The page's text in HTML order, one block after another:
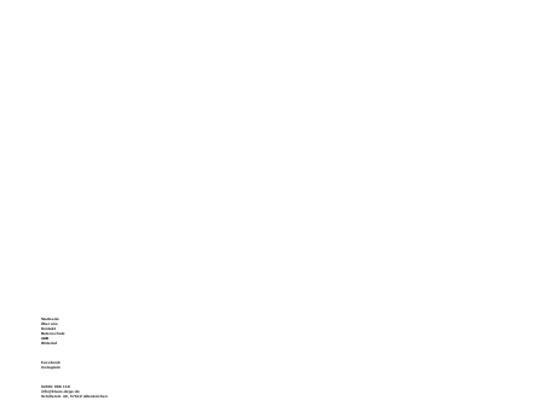
Startseite
Über uns
Kontakt
Datenschutz
AGB
Widerruf
Facebook
Instagram
02681 988 118
info@klaus-dege.de
Schillerstr. 40, 57610 Altenkirchen